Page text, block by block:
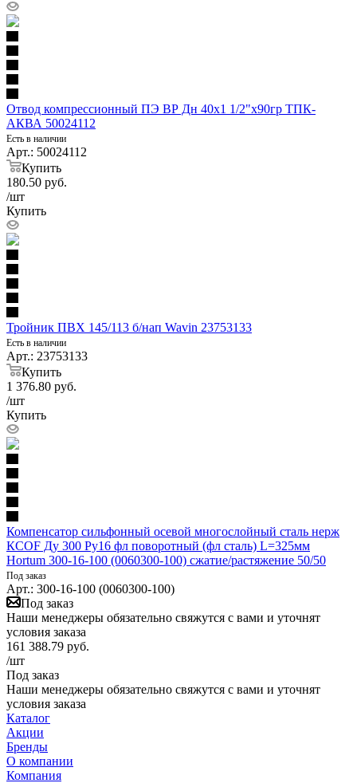
Отвод компрессионный ПЭ ВР Дн 40х1 1/2"х90гр ТПК-
АКВА 50024112
Есть в наличии
Арт.: 50024112
Купить
180.50 руб.
/шт
Купить
Тройник ПВХ 145/113 б/нап Wavin 23753133
Есть в наличии
Арт.: 23753133
Купить
1 376.80 руб.
/шт
Купить
Компенсатор сильфонный осевой многослойный сталь нерж
КСОF Ду 300 Ру16 фл поворотный (фл сталь) L=325мм
Hortum 300-16-100 (0060300-100) сжатие/растяжение 50/50
Под заказ
Арт.: 300-16-100 (0060300-100)
Под заказ
Наши менеджеры обязательно свяжутся с вами и уточнят
условия заказа
161 388.79 руб.
/шт
Под заказ
Наши менеджеры обязательно свяжутся с вами и уточнят
условия заказа
Каталог
Акции
Бренды
О компании
Компания